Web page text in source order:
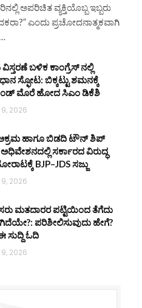
ಅಪರಿಚಿತ ವ್ಯಕ್ತಿಯೊಬ್ಬ ಇಬ್ಬರು
ಎಂದು ಪ್ರಚೋದನಾತ್ಮಕವಾಗಿ
ಬಳಿಕ ಕಾಂಗ್ರೆಸ್‌ ನಲ್ಲಿ
ಸ್ಫೋಟ: ಬಿಕ್ಕಟ್ಟು ಶಮನಕ್ಕೆ
ಮೊರೆ ಹೋದ ಸಿಎಂ ಡಿಕೆಶಿ
2026
ಅಕ್ರಮ ಹಾಗೂ ಬಿಡದಿ ಟೌನ್‌ ಶಿಪ್
ಸರ್ಕಾರದ ವಿರುದ್ಧ
BJP–JDS ಸಜ್ಜು
2026
ಮತದಾರರ ಪಟ್ಟಿಯಿಂದ ತೆಗೆದು
ಪರಿಶೀಲಿಸುವುದು ಹೇಗೆ?
ಸುದ್ದಿ ಓದಿ
2026